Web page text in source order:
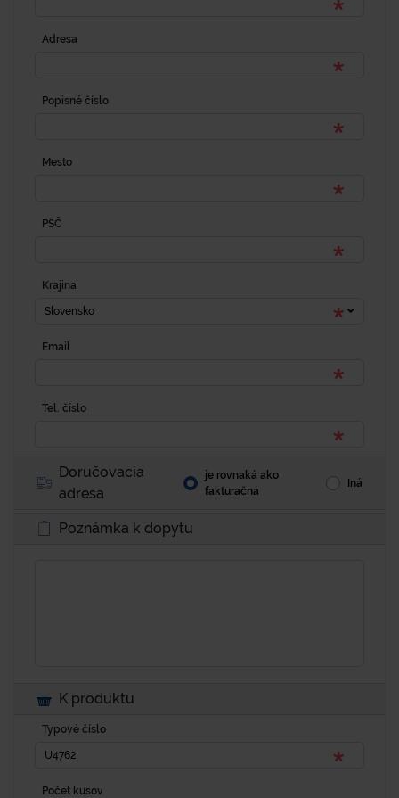
Adresa
Popisné číslo
Mesto
PSČ
Krajina
Slovensko
Email
Tel. číslo
Doručovacia
adresa
je rovnaká ako
fakturačná
Iná
Poznámka k dopytu
K produktu
Typové číslo
Počet kusov